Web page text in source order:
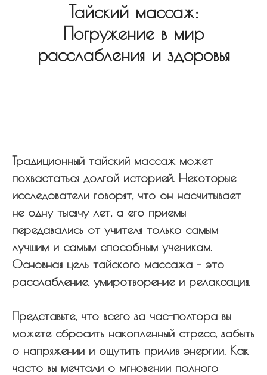
Тайский массаж:
Погружение в мир
расслабления и здоровья
Традиционный тайский массаж может
похвастаться долгой историей. Некоторые
исследователи говорят, что он насчитывает
не одну тысячу лет, а его приемы
передавались от учителя только самым
лучшим и самым способным ученикам.
Основная цель тайского массажа – это
расслабление, умиротворение и релаксация.
Представьте, что всего за час-полтора вы
можете сбросить накопленный стресс, забыть
о напряжении и ощутить прилив энергии. Как
часто вы мечтали о мгновении полного